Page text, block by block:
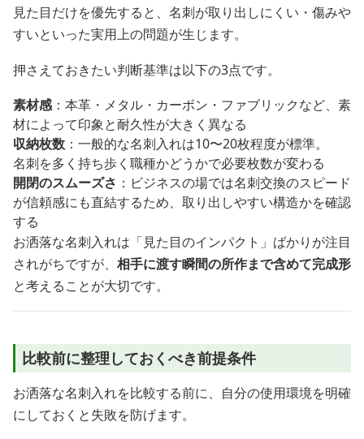
見た目だけを優先すると、名刺が取り出しにくい・傷みや
すいといった実用上の問題が生じます。
押さえておきたい判断基準は以下の3点です。
素材感：本革・メタル・カーボン・ファブリックなど、素
材によって印象と耐久性が大きく異なる
収納枚数 ：一般的な名刺入れは10〜20枚程度が標準。
名刺を多く持ち歩く職種かどうかで必要枚数が変わる
開閉のスムーズさ ：ビジネスの場では名刺交換のスピード
が信頼感にも直結するため、取り出しやすい構造かを確認
する
お洒落な名刺入れは「見た目のインパクト」ばかりが注目
されがちですが、 相手に渡す瞬間の所作まで含めて完成形
と考えることが大切です。
比較前に整理しておくべき前提条件
お洒落な名刺入れを比較する前に、自分の使用環境を明確
にしておくと失敗を防げます。